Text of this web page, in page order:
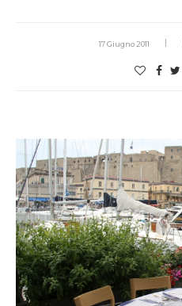
17 Giugno 2011